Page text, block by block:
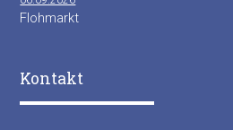
Flohmarkt
Kontakt